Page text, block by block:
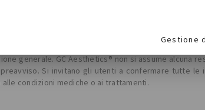
la diagnosi o il trattamento da parte di un
generale. GC Aesthetics® non si assume alcuna
Si invitano gli utenti a confermare tutte
condizioni mediche o ai trattamenti.
Gestione